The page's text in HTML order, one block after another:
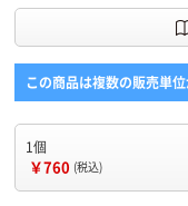
この商品は複数の販売単
1個
￥760 (税込)